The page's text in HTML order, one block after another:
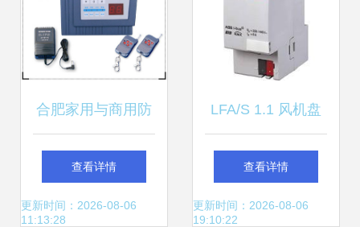
合肥家用与商用防
盗报警器及智能电
话报警系统样本-机
查看详情
更新时间：2026-08-06
11:13:28
LFA/S 1.1 风机盘
管控制器 智慧楼宇
温控的核心之选
查看详情
更新时间：2026-08-06
19:10:22